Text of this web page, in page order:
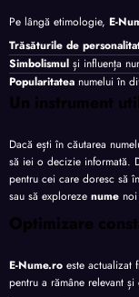
Pe lângă etimologie, E-
Trăsăturile de
Simbolismul și influența
Popularitatea numelui în
Un instrument
Dacă ești în căutarea
să iei o decizie informată.
pentru cei care doresc să
sau să exploreze nume
Optimizare
E-Nume.ro este actualizat
pentru a rămâne relevant